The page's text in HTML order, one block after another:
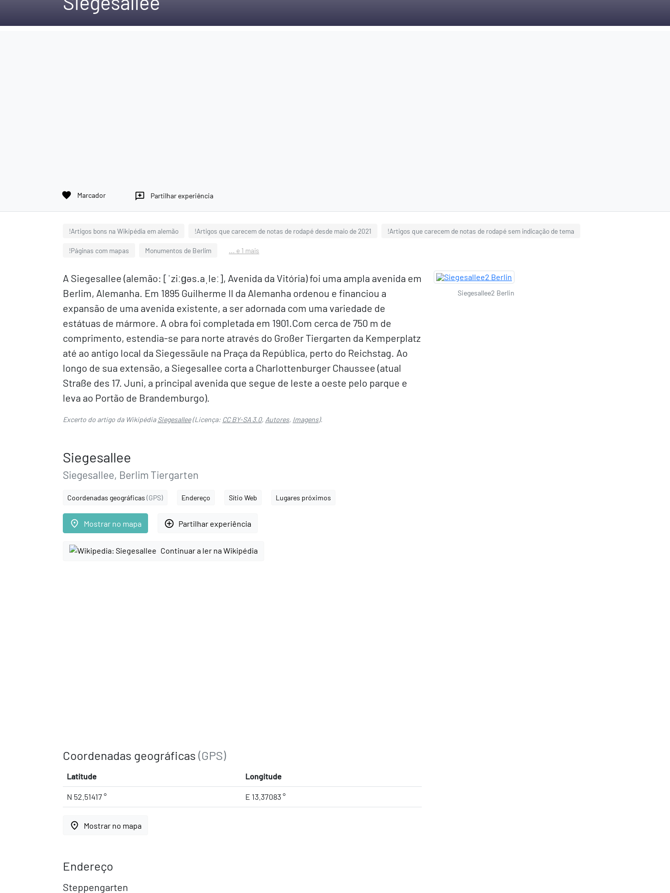
favorite Marcador reviews Partilhar experiência
!Artigos bons na Wikipédia em alemão !Artigos que carecem de notas de rodapé desde maio de 2021 !Artigos que carecem de notas de rodapé sem indicação de tema
!Páginas com mapas Monumentos de Berlim ... e 1 mais
A Siegesallee (alemão: [ˈziːɡəs.aˌleː], Avenida da Vitória) foi uma ampla avenida em
Berlim, Alemanha. Em 1895 Guilherme II da Alemanha ordenou e financiou a
expansão de uma avenida existente, a ser adornada com uma variedade de
estátuas de mármore. A obra foi completada em 1901.Com cerca de 750 m de
comprimento, estendia-se para norte através do Großer Tiergarten da Kemperplatz
até ao antigo local da Siegessäule na Praça da República, perto do Reichstag. Ao
longo de sua extensão, a Siegesallee corta a Charlottenburger Chaussee (atual
Straße des 17. Juni, a principal avenida que segue de leste a oeste pelo parque e
leva ao Portão de Brandemburgo).
Excerto do artigo da WikipédiaSiegesallee(Licença: CC BY-SA 3.0, Autores, Imagens).
Siegesallee
Siegesallee, Berlim Tiergarten
Coordenadas geográficas (GPS) Endereço Sítio Web Lugares próximos
place Mostrar no mapa add_circle_outline Partilhar experiência
Continuar a ler na Wikipédia
Coordenadas geográficas (GPS)
Latitude Longitude
N 52.51417 ° E 13.37083 °
place Mostrar no mapa
Endereço
Steppengarten
Siegesallee2 Berlin